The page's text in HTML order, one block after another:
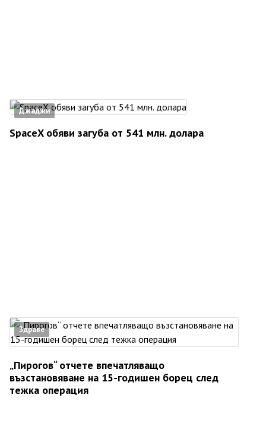
Джаджи
SpaceX обяви загуба от 541 млн. долара
Здраве
„Пирогов“ отчете впечатляващо
възстановяване на 15-годишен борец след
тежка операция